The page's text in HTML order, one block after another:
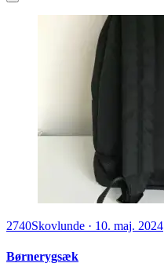
2740Skovlunde · 10. maj. 2024
Børnerygsæk